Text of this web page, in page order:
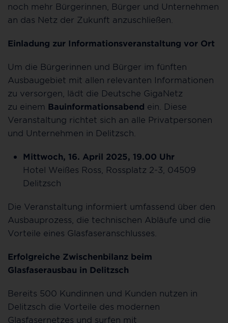
noch mehr Bürgerinnen, Bürger und Unternehmen
an das Netz der Zukunft anzuschließen.
Einladung zur Informationsveranstaltung vor Ort
Um die Bürgerinnen und Bürger im fünften
Ausbaugebiet mit allen relevanten Informationen
zu versorgen, lädt die Deutsche GigaNetz
zu einem Bauinformationsabend ein. Diese
Veranstaltung richtet sich an alle Privatpersonen
und Unternehmen in Delitzsch.
Mittwoch, 16. April 2025, 19.00 Uhr
Hotel Weißes Ross, Rossplatz 2-3, 04509
Delitzsch
Die Veranstaltung informiert umfassend über den
Ausbauprozess, die technischen Abläufe und die
Vorteile eines Glasfaseranschlusses.
Erfolgreiche Zwischenbilanz beim
Glasfaserausbau in Delitzsch
Bereits 500 Kundinnen und Kunden nutzen in
Delitzsch die Vorteile des modernen
Glasfasernetzes und surfen mit